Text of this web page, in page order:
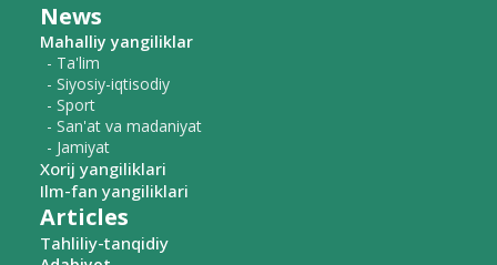
News
Mahalliy yangiliklar
- Ta'lim
- Siyosiy-iqtisodiy
- Sport
- San'at va madaniyat
- Jamiyat
Xorij yangiliklari
Ilm-fan yangiliklari
Articles
Tahliliy-tanqidiy